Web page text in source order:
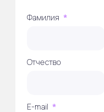
Фамилия *
Отчество
E-mail *